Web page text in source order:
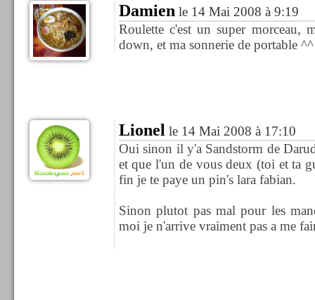
Damien le 14 Mai 2008 à 9:19
Roulette c'est un super morceau,
down, et ma sonnerie de portable ^^
Lionel le 14 Mai 2008 à 17:10
Oui sinon il y'a Sandstorm de
et que l'un de vous deux (toi et ta
fin je te paye un pin's lara fabian.
Sinon plutot pas mal pour les
moi je n'arrive vraiment pas a me